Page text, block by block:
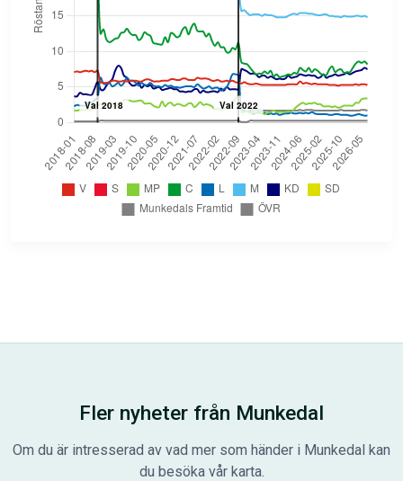
Fler nyheter från Munkedal
Om du är intresserad av vad mer som händer i Munkedal kan
du besöka vår karta.